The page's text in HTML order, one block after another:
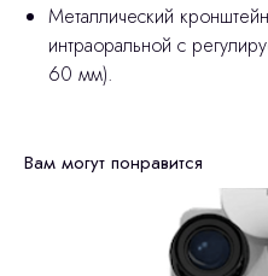
Металлический
интраоральной c
60 мм).
Вам могут понравится